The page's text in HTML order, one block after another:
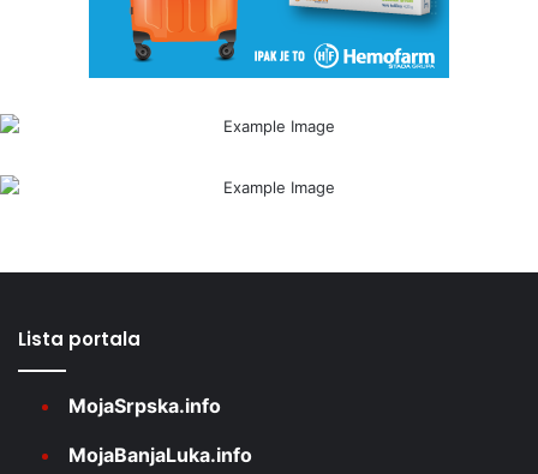
Lista portala
MojaSrpska.info
MojaBanjaLuka.info